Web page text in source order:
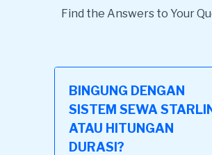
Find the Answers to Your
BINGUNG DENGAN
SISTEM SEWA
ATAU HITUNGAN
DURASI?